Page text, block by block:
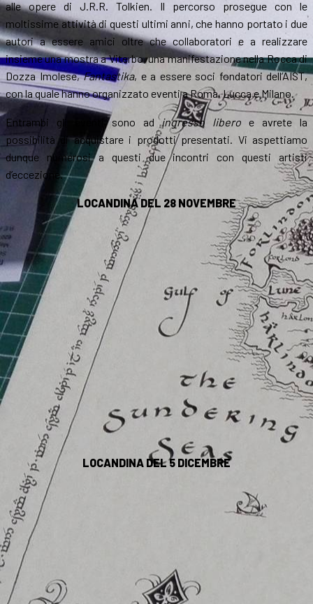
alle opere di J.R.R. Tolkien. Il percorso prosegue con le
moltissime attività di questi ultimi anni, che hanno portato i due
autori a essere amici oltre che collaboratori e a realizzare
insieme una mostra a Viterbo, una manifestazione nella Rocca di
Dozza Imolese,Fantastika, e a essere soci fondatori dell’AIST,
con la quale hanno organizzato eventi a Roma, Lucca e Milano.
Entrambi gli eventi sono adingresso libero e avrete la
possibilità di acquistare i prodotti presentati. Vi aspettiamo
dunque numerosi a questi due incontri con questi artisti
d’eccezione.
LOCANDINA DEL 28 NOVEMBRE
LOCANDINA DEL 5 DICEMBRE